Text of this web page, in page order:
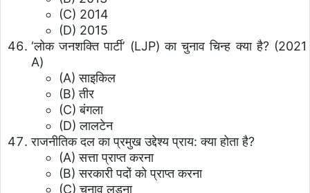
(C) 2014
(D) 2015
‘लोक जनशक्ति पार्टी’ (LJP) का चुनाव चिन्ह क्या है? (2021
A)
(A) साइकिल
(B) तीर
(C) बंगला
(D) लालटेन
राजनीतिक दल का प्रमुख उद्देश्य प्राय: क्या होता है?
(A) सत्ता प्राप्त करना
(B) सरकारी पदों को प्राप्त करना
(C) चुनाव लड़ना